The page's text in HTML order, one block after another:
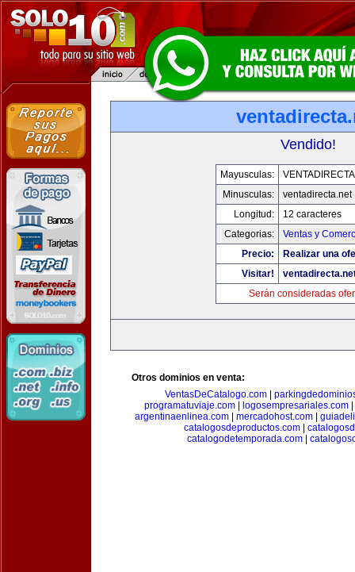
Vendido!
Mayusculas:
Minusculas:
ventadirecta.net
Longitud:
12 caracteres
Categorias:
Ventas y
Precio:
Realizar una
Visitar!
Serán consideradas
Otros dominios en venta:
VentasDeCatalogo.com|
programatuviaje.com| logosempresariales.com|
argentinaenlinea.com| mercadohost.com|
catalogosdeproductos.com
catalogodetemporada.com